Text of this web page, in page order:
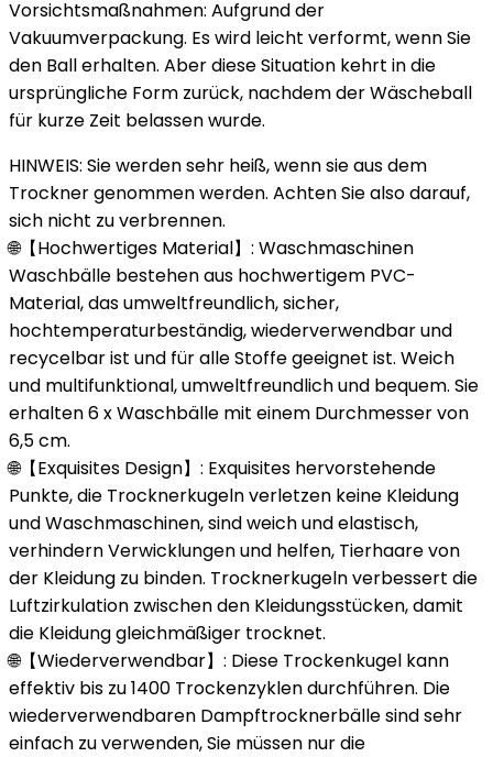
Vorsichtsmaßnahmen: Aufgrund der
Vakuumverpackung. Es wird leicht verformt, wenn Sie
den Ball erhalten. Aber diese Situation kehrt in die
ursprüngliche Form zurück, nachdem der Wäscheball
für kurze Zeit belassen wurde.
HINWEIS: Sie werden sehr heiß, wenn sie aus dem
Trockner genommen werden. Achten Sie also darauf,
sich nicht zu verbrennen.
🌐【Hochwertiges Material】: Waschmaschinen
Waschbälle bestehen aus hochwertigem PVC-
Material, das umweltfreundlich, sicher,
hochtemperaturbeständig, wiederverwendbar und
recycelbar ist und für alle Stoffe geeignet ist. Weich
und multifunktional, umweltfreundlich und bequem. Sie
erhalten 6 x Waschbälle mit einem Durchmesser von
6,5 cm.
🌐【Exquisites Design】: Exquisites hervorstehende
Punkte, die Trocknerkugeln verletzen keine Kleidung
und Waschmaschinen, sind weich und elastisch,
verhindern Verwicklungen und helfen, Tierhaare von
der Kleidung zu binden. Trocknerkugeln verbessert die
Luftzirkulation zwischen den Kleidungsstücken, damit
die Kleidung gleichmäßiger trocknet.
🌐【Wiederverwendbar】: Diese Trockenkugel kann
effektiv bis zu 1400 Trockenzyklen durchführen. Die
wiederverwendbaren Dampftrocknerbälle sind sehr
einfach zu verwenden, Sie müssen nur die